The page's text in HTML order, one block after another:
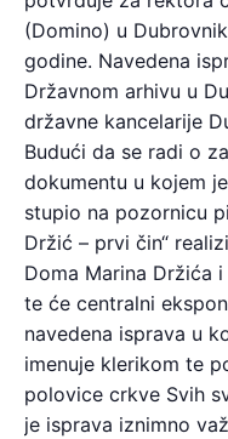
(Domino) u
godine. Navedena
Državnom arhivu u
državne kancelarije
Budući da se radi o
dokumentu u kojem
stupio na pozornicu
Držić – prvi čin“
Doma Marina Držića
te će centralni
navedena isprava u
imenuje klerikom te
polovice crkve Svih
je isprava iznimno